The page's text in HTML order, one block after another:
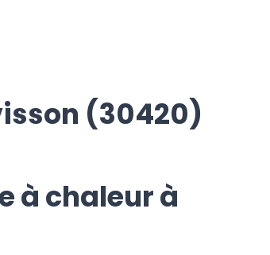
(30420)
à chaleur à